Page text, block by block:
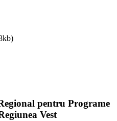
pentru Programe
Vest